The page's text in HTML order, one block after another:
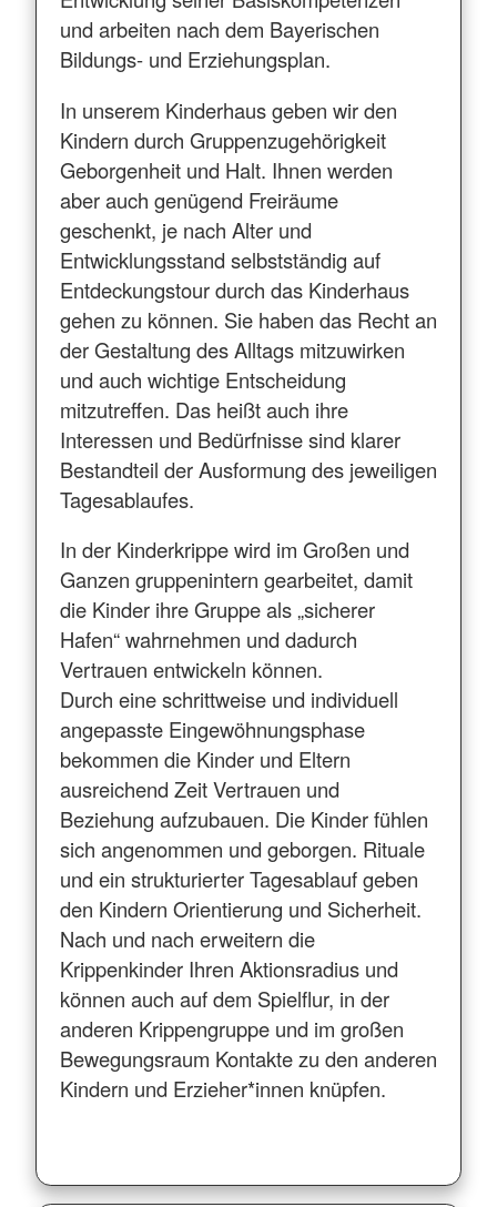
und arbeiten nach dem Bayerischen
Bildungs- und Erziehungsplan.
In unserem Kinderhaus geben wir den
Kindern durch Gruppenzugehörigkeit
Geborgenheit und Halt. Ihnen werden
aber auch genügend Freiräume
geschenkt, je nach Alter und
Entwicklungsstand selbstständig auf
Entdeckungstour durch das Kinderhaus
gehen zu können. Sie haben das Recht an
der Gestaltung des Alltags mitzuwirken
und auch wichtige Entscheidung
mitzutreffen. Das heißt auch ihre
Interessen und Bedürfnisse sind klarer
Bestandteil der Ausformung des jeweiligen
Tagesablaufes.
In der Kinderkrippe wird im Großen und
Ganzen gruppenintern gearbeitet, damit
die Kinder ihre Gruppe als „sicherer
Hafen“ wahrnehmen und dadurch
Vertrauen entwickeln können.
Durch eine schrittweise und individuell
angepasste Eingewöhnungsphase
bekommen die Kinder und Eltern
ausreichend Zeit Vertrauen und
Beziehung aufzubauen. Die Kinder fühlen
sich angenommen und geborgen. Rituale
und ein strukturierter Tagesablauf geben
den Kindern Orientierung und Sicherheit.
Nach und nach erweitern die
Krippenkinder Ihren Aktionsradius und
können auch auf dem Spielflur, in der
anderen Krippengruppe und im großen
Bewegungsraum Kontakte zu den anderen
Kindern und Erzieher*innen knüpfen.